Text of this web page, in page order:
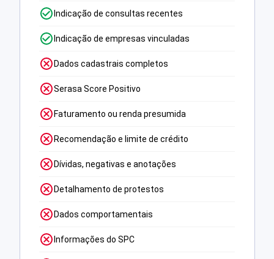
Indicação de consultas recentes
Indicação de empresas vinculadas
Dados cadastrais completos
Serasa Score Positivo
Faturamento ou renda presumida
Recomendação e limite de crédito
Dívidas, negativas e anotações
Detalhamento de protestos
Dados comportamentais
Informações do SPC